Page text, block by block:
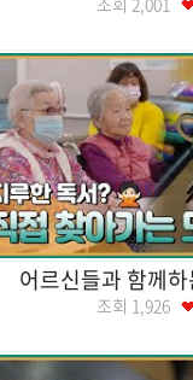
어르신들과 함께
조회 1,926